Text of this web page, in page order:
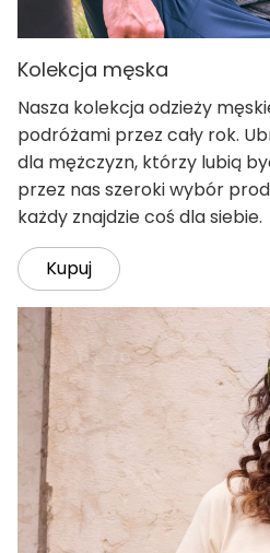
Kolekcja męska
Nasza kolekcja odzieży
podróżami przez cały rok.
dla mężczyzn, którzy lubią
przez nas szeroki wybór
każdy znajdzie coś dla siebie.
Kupuj